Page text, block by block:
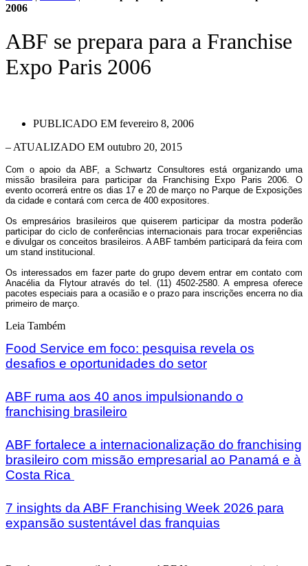
2006
ABF se prepara para a Franchise
Expo Paris 2006
PUBLICADO EM fevereiro 8, 2006
– ATUALIZADO EM outubro 20, 2015
Com o apoio da ABF, a Schwartz Consultores está organizando uma
missão brasileira para participar da Franchising Expo Paris 2006. O
evento ocorrerá entre os dias 17 e 20 de março no Parque de Exposições
da cidade e contará com cerca de 400 expositores.
Os empresários brasileiros que quiserem participar da mostra poderão
participar do ciclo de conferências internacionais para trocar experiências
e divulgar os conceitos brasileiros. A ABF também participará da feira com
um stand institucional.
Os interessados em fazer parte do grupo devem entrar em contato com
Anacélia da Flytour através do tel. (11) 4502-2580. A empresa oferece
pacotes especiais para a ocasião e o prazo para inscrições encerra no dia
primeiro de março.
Leia Também
Food Service em foco: pesquisa revela os
desafios e oportunidades do setor
ABF ruma aos 40 anos impulsionando o
franchising brasileiro
ABF fortalece a internacionalização do franchising
brasileiro com missão empresarial ao Panamá e à
Costa Rica
7 insights da ABF Franchising Week 2026 para
expansão sustentável das franquias